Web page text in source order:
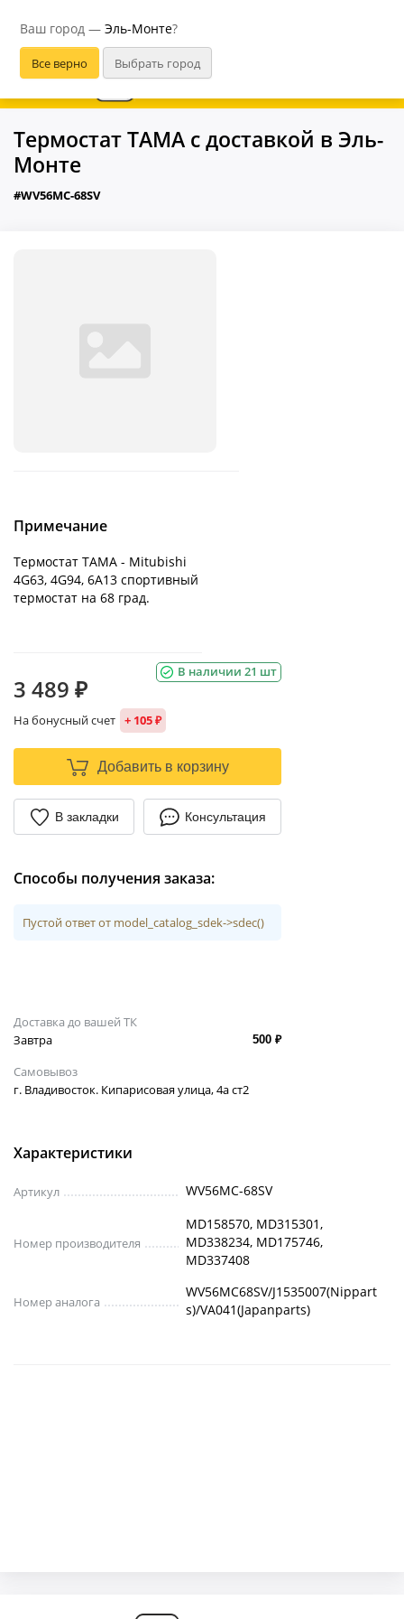
Ваш город — Эль-Монте?
В приложении удобнее
Термостат ТАМА с доставкой в Эль-
Монте
#WV56MC-68SV
Примечание
Термостат ТАМА - Mitubishi
4G63, 4G94, 6A13 спортивный
термостат на 68 град.
В наличии 21 шт
3 489 ₽
На бонусный счет + 105 ₽
Добавить в корзину
В закладки Консультация
Способы получения заказа:
Пустой ответ от model_catalog_sdek->sdec()
Доставка до вашей ТК
Завтра
500 ₽
Самовывоз
г. Владивосток. Кипарисовая улица, 4а ст2
Характеристики
Артикул WV56MC-68SV
Номер производителя
MD158570, MD315301,
MD338234, MD175746,
MD337408
Номер аналога
WV56MC68SV/J1535007(Nippart
s)/VA041(Japanparts)